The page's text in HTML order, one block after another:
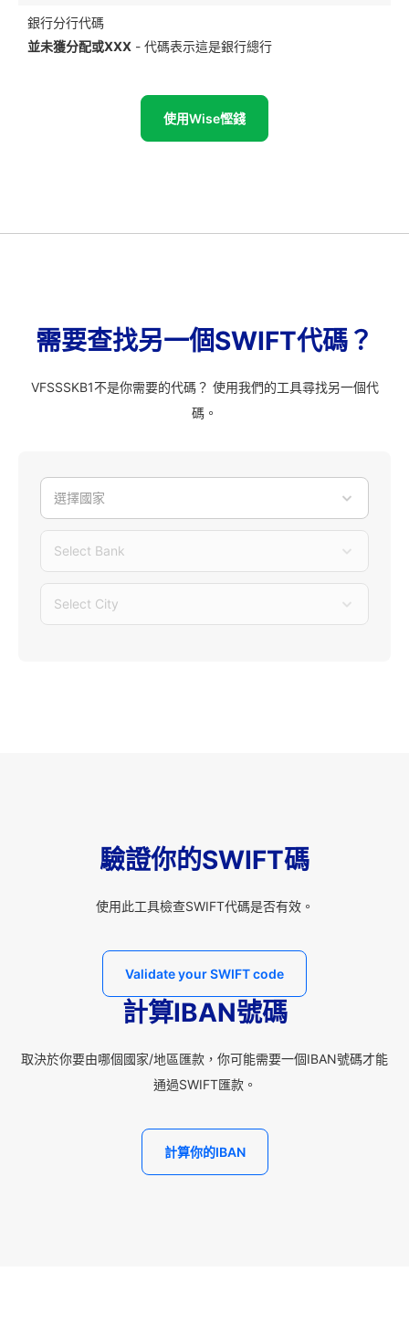
銀行分行代碼
並未獲分配或XXX - 代碼表示這是銀行總行
使用Wise慳錢
需要查找另一個SWIFT代碼？
VFSSSKB1不是你需要的代碼？ 使用我們的工具尋找另一個代
碼。
選擇國家
Select Bank
Select City
驗證你的SWIFT碼
使用此工具檢查SWIFT代碼是否有效。
Validate your SWIFT code
計算IBAN號碼
取決於你要由哪個國家/地區匯款，你可能需要一個IBAN號碼才能
通過SWIFT匯款。
計算你的IBAN